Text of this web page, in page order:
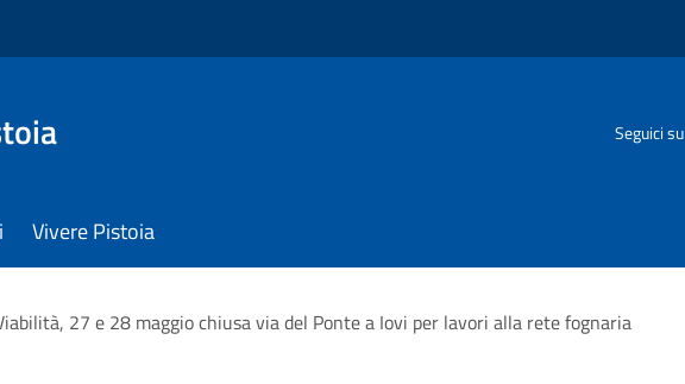
Seguici su
Vivere Pistoia
27 e 28 maggio chiusa via del Ponte a Iovi per lavori alla rete fognaria